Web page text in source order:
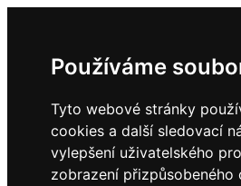
Používáme
Tyto webové stránky
cookies a další sledovací
vylepšení uživatelského
zobrazení přizpůsobeného